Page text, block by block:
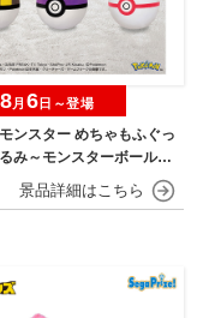
ンスター めちゃもふぐっ
み～モンスターボール・
ボール・ハイパーボール・
ボール・プレミアボール～
8月 6日～登場